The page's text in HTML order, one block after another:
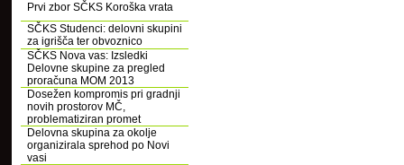
Prvi zbor SČKS Koroška vrata
SČKS Studenci: delovni skupini
za igrišča ter obvoznico
SČKS Nova vas: Izsledki
Delovne skupine za pregled
proračuna MOM 2013
Dosežen kompromis pri gradnji
novih prostorov MČ,
problematiziran promet
Delovna skupina za okolje
organizirala sprehod po Novi
vasi